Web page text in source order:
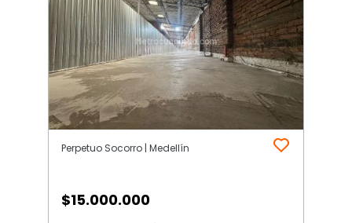
Perpetuo Socorro | Medellín
$15.000.000